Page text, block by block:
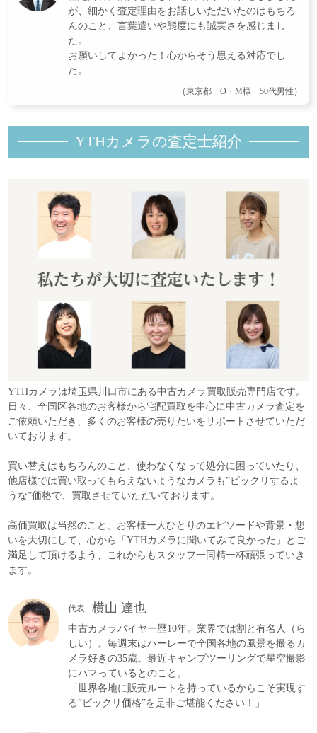
が、細かく査定理由をお話しいただいたのはもちろ
んのこと、言葉遣いや態度にも誠実さを感じまし
た。
お願いしてよかった！心からそう思える対応でし
た。
（東京都 O・M様 50代男性）
YTHカメラの査定士紹介
YTHカメラは埼玉県川口市にある中古カメラ買取販売専門店です。
日々、全国区各地のお客様から宅配買取を中心に中古カメラ査定を
ご依頼いただき、多くのお客様の売りたいをサポートさせていただ
いております。
買い替えはもちろんのこと、使わなくなって処分に困っていたり、
他店様では買い取ってもらえないようなカメラも”ビックリするよ
うな”価格で、買取させていただいております。
高価買取は当然のこと、お客様一人ひとりのエピソードや背景・想
いを大切にして、心から「YTHカメラに聞いてみて良かった」とご
満足して頂けるよう、これからもスタッフ一同精一杯頑張っていき
ます。
代表 横山 達也
中古カメラバイヤー歴10年。業界では割と有名人（ら
しい）。毎週末はハーレーで全国各地の風景を撮るカ
メラ好きの35歳。最近キャンプツーリングで星空撮影
にハマっているとのこと。
「世界各地に販売ルートを持っているからこそ実現す
る”ビックリ価格”を是非ご堪能ください！」